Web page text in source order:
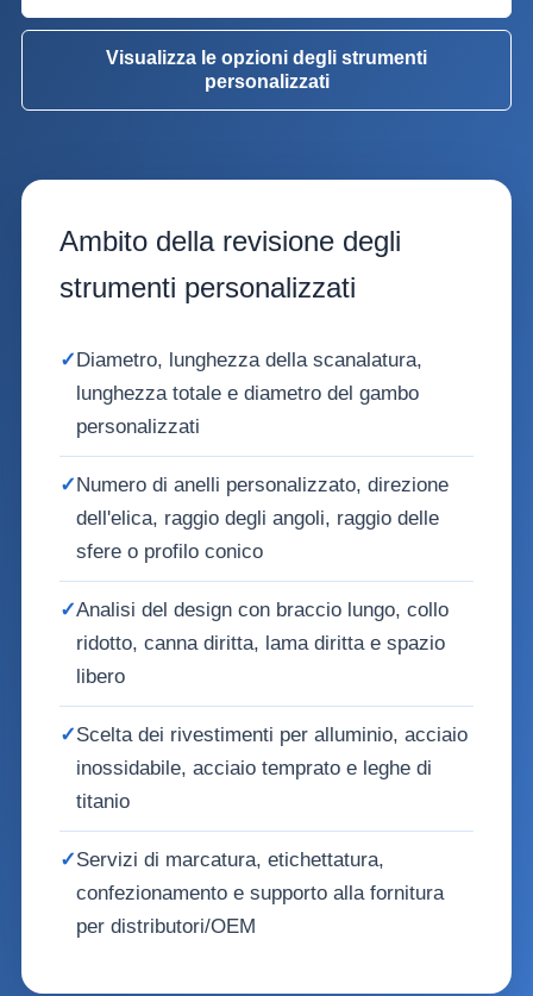
Visualizza le opzioni degli strumenti
personalizzati
Ambito della revisione degli
strumenti personalizzati
✓Diametro, lunghezza della scanalatura,
lunghezza totale e diametro del gambo
personalizzati
✓Numero di anelli personalizzato, direzione
dell'elica, raggio degli angoli, raggio delle
sfere o profilo conico
✓Analisi del design con braccio lungo, collo
ridotto, canna diritta, lama diritta e spazio
libero
✓Scelta dei rivestimenti per alluminio, acciaio
inossidabile, acciaio temprato e leghe di
titanio
✓Servizi di marcatura, etichettatura,
confezionamento e supporto alla fornitura
per distributori/OEM